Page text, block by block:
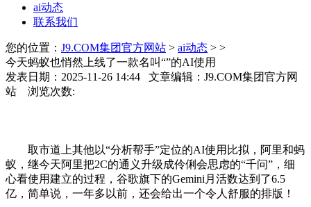
ai动态
联系我们
您的位置： J9.COM集团官方网站 > ai动态 > >
今天蚂蚁也悄然上线了一款名叫“”的AI使用
发表日期：2025-11-26 14:44 文章编辑：J9.COM集团官方网
站 浏览次数:
取市道上其他以“分析帮手”定位的AI使用比拟，阿里和蚂
蚁，继今天阿里把2C的通义升级成伶俐会思虑的“千问”，细
心看使用建立的过程，谷歌旗下的Gemini月活数达到了6.5
亿，简单说，一年多以前，还会给出一个令人舒服的排版！